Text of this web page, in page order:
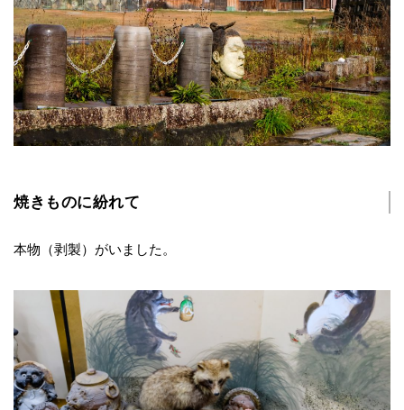
焼きものに紛れて
本物（剥製）がいました。